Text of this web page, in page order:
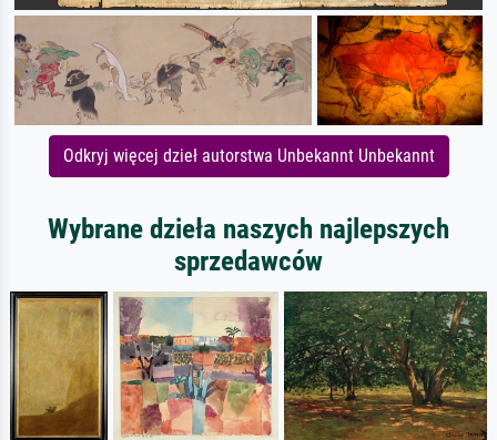
Odkryj więcej dzieł autorstwa Unbekannt Unbekannt
Wybrane dzieła naszych najlepszych
sprzedawców